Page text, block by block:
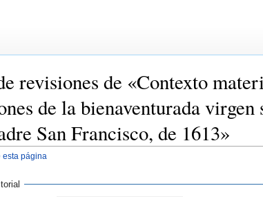
revisiones de «Contexto
de la bienaventurada
San Francisco, de 1613»
esta página